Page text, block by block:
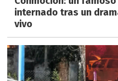
internado tras un
vivo